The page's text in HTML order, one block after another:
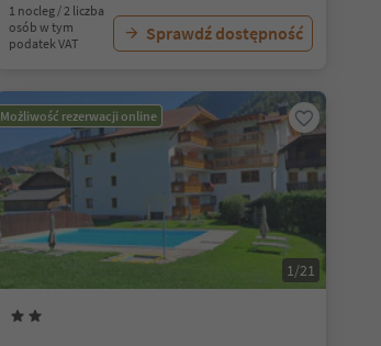
1 nocleg / 2 liczba
osób w tym
podatek VAT
Sprawdź dostępność
Możliwość rezerwacji online
1/21